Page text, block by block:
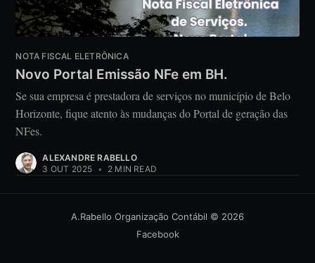
NOTA FISCAL ELETRÔNICA
Novo Portal Emissão NFe em BH.
Se sua empresa é prestadora de serviços no município de Belo
Horizonte, fique atento às mudanças do Portal de geração das
NFes.
ALEXANDRE RABELLO
3 OUT 2025 • 2 MIN READ
A.Rabello Organização Contábil © 2026
Facebook